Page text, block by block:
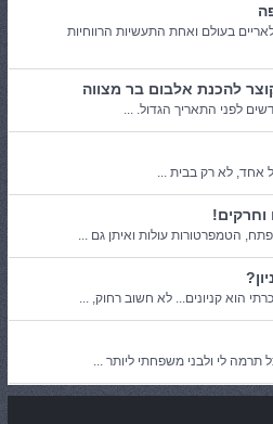
בעולם ואחת התעשיות הרווחיות
להכנת אלבום בר מצווה
לפני התאריך הגדול. ...
לא רק בבית ...
וחרקים!
הטמפרטורות עולות ואיתן גם ...
הוא קניונים... לא חשוב רחוק, ...
לי ולבני משפחתי ליותר ...